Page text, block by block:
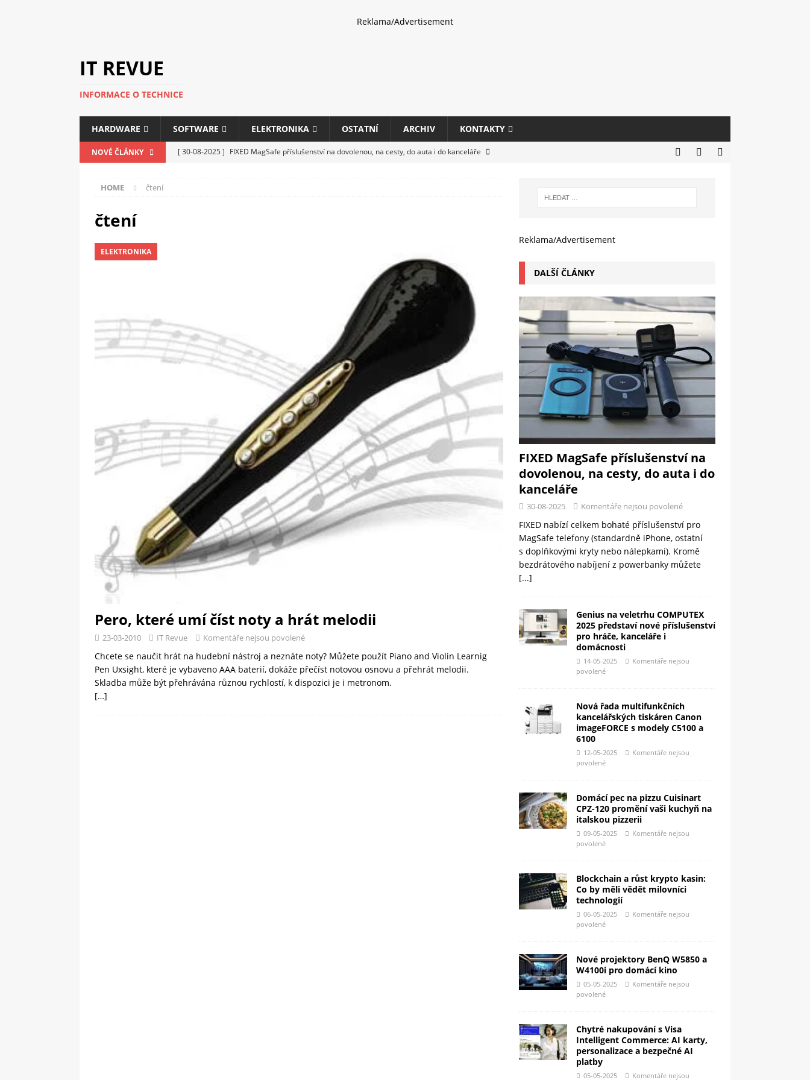
Reklama/Advertisement
IT REVUE
INFORMACE O TECHNICE
HARDWARE SOFTWARE ELEKTRONIKA OSTATNÍ ARCHIV KONTAKTY
NOVÉ ČLÁNKY [ 30-08-2025 ] FIXED MagSafe příslušenství na dovolenou, na cesty, do auta i do kanceláře
Domácí pec na pizzu Cuisinart CPZ-120 promění vaši kuchyň na italskou pizzerii
Blockchain a růst krypto kasin: Co by měli vědět milovníci technologií
SOFTWARE
HOME čtení
čtení
ELEKTRONIKA
Pero, které umí číst noty a hrát melodii
23-03-2010 IT Revue Komentáře nejsou povolené
Chcete se naučit hrát na hudební nástroj a neznáte noty? Můžete použít Piano and Violin Learnig
Pen Uxsight, které je vybaveno AAA baterií, dokáže přečíst notovou osnovu a přehrát melodii.
Skladba může být přehrávána různou rychlostí, k dispozici je i metronom.
[…]
Reklama/Advertisement
DALŠÍ ČLÁNKY
FIXED MagSafe příslušenství na
dovolenou, na cesty, do auta i do
kanceláře
30-08-2025 Komentáře nejsou povolené
FIXED nabízí celkem bohaté příslušenství pro
MagSafe telefony (standardně iPhone, ostatní
s doplňkovými kryty nebo nálepkami). Kromě
bezdrátového nabíjení z powerbanky můžete
[...]
Genius na veletrhu COMPUTEX
2025 představí nové příslušenství
pro hráče, kanceláře i
domácnosti
14-05-2025
Komentáře nejsou
povolené
Nová řada multifunkčních
kancelářských tiskáren Canon
imageFORCE s modely C5100 a
6100
12-05-2025
Komentáře nejsou
povolené
Domácí pec na pizzu Cuisinart
CPZ-120 promění vaši kuchyň na
italskou pizzerii
09-05-2025
Komentáře nejsou
povolené
Blockchain a růst krypto kasin:
Co by měli vědět milovníci
technologií
06-05-2025
Komentáře nejsou
povolené
Nové projektory BenQ W5850 a
W4100i pro domácí kino
05-05-2025
Komentáře nejsou
povolené
Chytré nakupování s Visa
Intelligent Commerce: AI karty,
personalizace a bezpečné AI
platby
05-05-2025 Komentáře nejsou